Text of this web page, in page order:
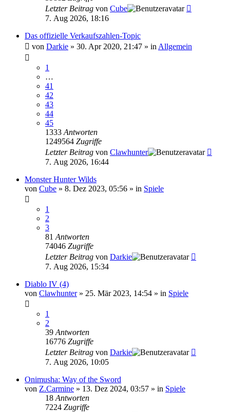
Letzter Beitrag von Cube
7. Aug 2026, 18:16
Das offizielle Verkaufszahlen-Topic
von Darkie » 30. Apr 2020, 21:47 » in Allgemein
1
…
41
42
43
44
45
1333 Antworten
1249564 Zugriffe
Letzter Beitrag von Clawhunter
7. Aug 2026, 16:44
Monster Hunter Wilds
von Cube » 8. Dez 2023, 05:56 » in Spiele
1
2
3
81 Antworten
74046 Zugriffe
Letzter Beitrag von Darkie
7. Aug 2026, 15:34
Diablo IV (4)
von Clawhunter» 25. Mär 2023, 14:54 » in Spiele
1
2
39 Antworten
16776 Zugriffe
Letzter Beitrag von Darkie
7. Aug 2026, 10:05
Onimusha: Way of the Sword
von Z.Carmine » 13. Dez 2024, 03:57 » in Spiele
18 Antworten
7224 Zugriffe